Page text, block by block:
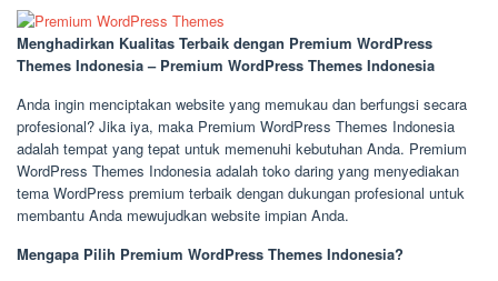
Menghadirkan Kualitas Terbaik dengan Premium WordPress
Themes Indonesia – Premium WordPress Themes Indonesia
Anda ingin menciptakan website yang memukau dan berfungsi secara
profesional? Jika iya, maka Premium WordPress Themes Indonesia
adalah tempat yang tepat untuk memenuhi kebutuhan Anda. Premium
WordPress Themes Indonesia adalah toko daring yang menyediakan
tema WordPress premium terbaik dengan dukungan profesional untuk
membantu Anda mewujudkan website impian Anda.
Mengapa Pilih Premium WordPress Themes Indonesia?